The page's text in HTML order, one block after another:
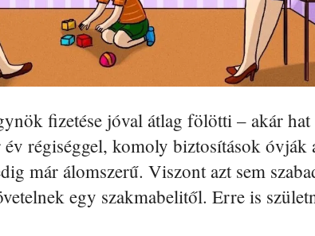
fizetése jóval átlag fölötti – akár hat
régiséggel, komoly biztosítások óvják
már álomszerű. Viszont azt sem
egy szakmabelitől. Erre is